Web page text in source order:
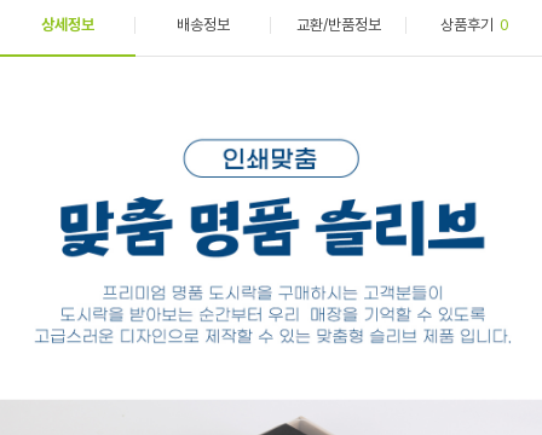
상세정보 배송정보 교환/반품정보 상품후기 0